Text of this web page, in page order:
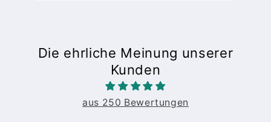
Die ehrliche Meinung unserer
Kunden
aus 250 Bewertungen